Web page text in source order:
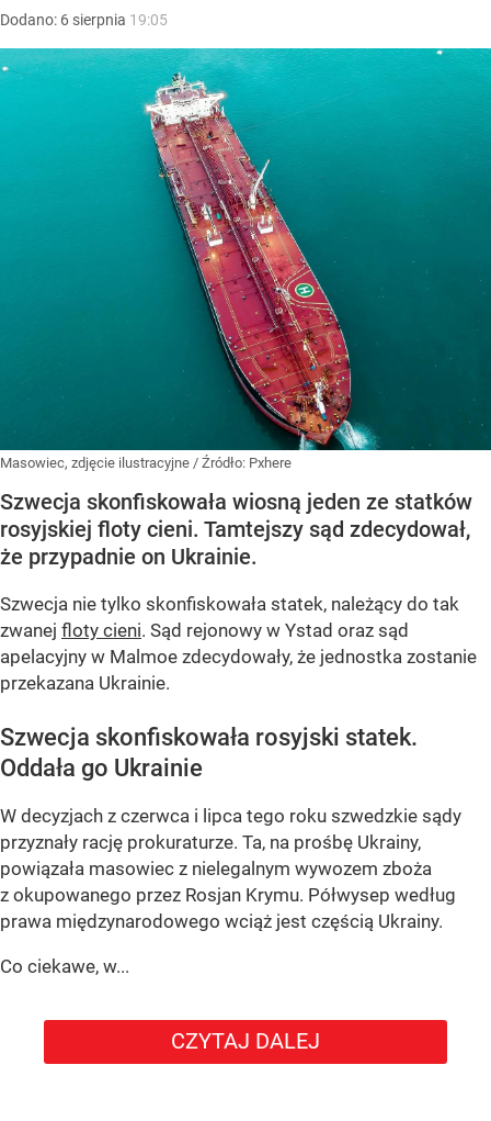
Dodano: 6 sierpnia 19:05
Masowiec, zdjęcie ilustracyjne / Źródło: Pxhere
Szwecja skonfiskowała wiosną jeden ze statków
rosyjskiej floty cieni. Tamtejszy sąd zdecydował,
że przypadnie on Ukrainie.
Szwecja nie tylko skonfiskowała statek, należący do tak
zwanej floty cieni. Sąd rejonowy w Ystad oraz sąd
apelacyjny w Malmoe zdecydowały, że jednostka zostanie
przekazana Ukrainie.
Szwecja skonfiskowała rosyjski statek.
Oddała go Ukrainie
W decyzjach z czerwca i lipca tego roku szwedzkie sądy
przyznały rację prokuraturze. Ta, na prośbę Ukrainy,
powiązała masowiec z nielegalnym wywozem zboża
z okupowanego przez Rosjan Krymu. Półwysep według
prawa międzynarodowego wciąż jest częścią Ukrainy.
Co ciekawe, w...
CZYTAJ DALEJ